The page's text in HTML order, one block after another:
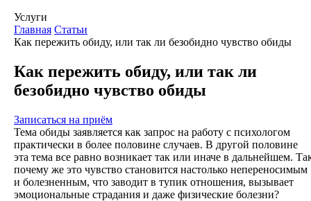
Услуги
Главная Статьи
Как пережить обиду, или так ли безобидно чувство обиды
Как пережить обиду, или так ли
безобидно чувство обиды
Записаться на приём
Тема обиды заявляется как запрос на работу с психологом
практически в более половине случаев. В другой половине
эта тема все равно возникает так или иначе в дальнейшем.
почему же это чувство становится настолько непереносимым
и болезненным, что заводит в тупик отношения, вызывает
эмоциональные страдания и даже физические болезни?